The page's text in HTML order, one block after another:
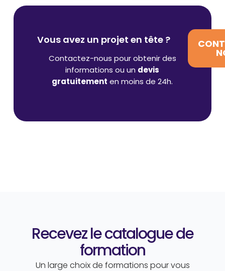
Vous avez un projet en tête ?
Contactez-nous pour obtenir des
informations ou un devis
gratuitement en moins de 24h.
Recevez le catalogue de
formation
Un large choix de formations pour vous